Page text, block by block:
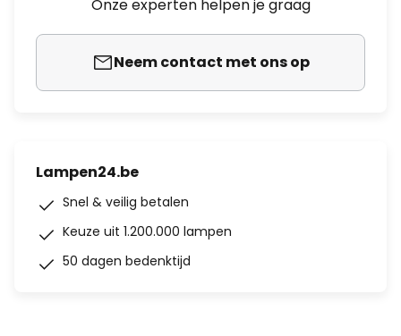
Onze experten helpen je graag
Neem contact met ons op
Lampen24.be
Snel & veilig betalen
Keuze uit 1.200.000 lampen
50 dagen bedenktijd